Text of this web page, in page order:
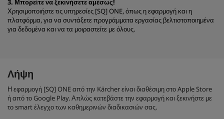
3. Μπορείτε να ξεκινήσετε αμέσως!
Χρησιμοποιήστε τις υπηρεσίες [SQ] ONE, όπως η εφαρμογή και η
πλατφόρμα, για να συντάξετε προγράμματα εργασίας βελτιστοποιημένα
για δεδομένα και να τα μοιραστείτε με όλους.
Λήψη
Η εφαρμογή [SQ] ONE από την Kärcher είναι διαθέσιμη στο Apple Store
ή από το Google Play. Απλώς κατεβάστε την εφαρμογή και ξεκινήστε με
το smart έλεγχο των καθημερινών διαδικασιών σας.